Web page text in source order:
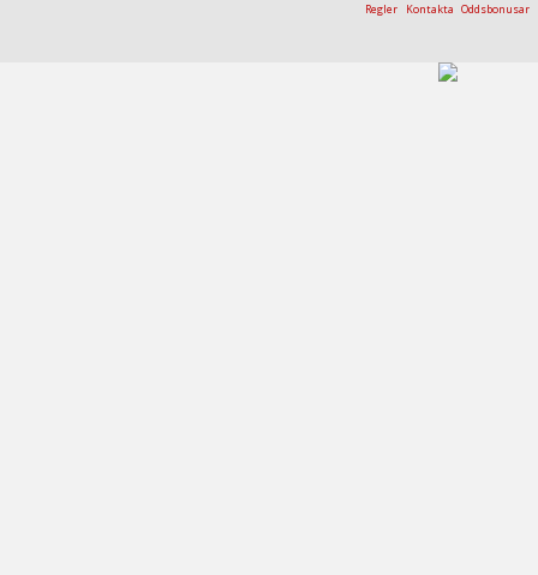
Regler Kontakta Oddsbonusar